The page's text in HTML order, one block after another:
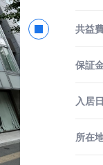
共益
保証
入居
所在